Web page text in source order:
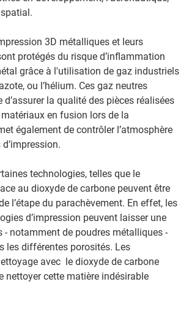
3D métalliques et leurs
protégés du risque d’inflammation
grâce à l'utilisation de gaz industriels
ou l’hélium. Ces gaz neutres
d’assurer la qualité des pièces réalisées
en fusion lors de la
également de contrôler l’atmosphère
technologies, telles que le
au dioxyde de carbone peuvent être
l’étape du parachèvement. En effet, les
d’impression peuvent laisser une
- notamment de poudres métalliques -
les différentes porosités. Les
avec le dioxyde de carbone
nettoyer cette matière indésirable